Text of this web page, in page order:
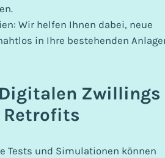
Wir helfen Ihnen dabei, neue
in Ihre bestehenden
Zwillings
Retrofits
Tests und Simulationen können